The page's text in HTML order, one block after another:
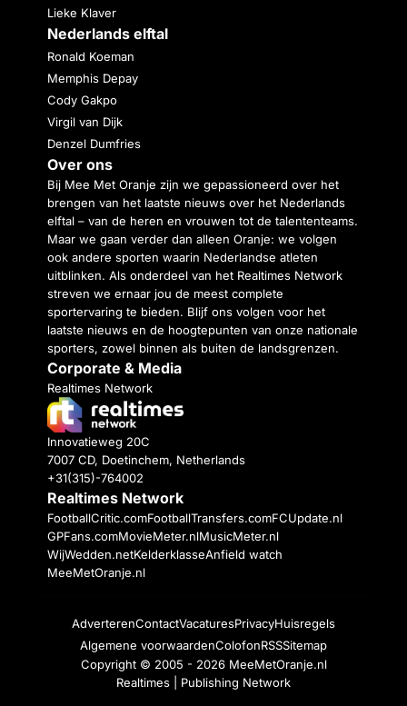
Lieke Klaver
Nederlands elftal
Ronald Koeman
Memphis Depay
Cody Gakpo
Virgil van Dijk
Denzel Dumfries
Over ons
Bij Mee Met Oranje zijn we gepassioneerd over het
brengen van het laatste nieuws over het Nederlands
elftal – van de heren en vrouwen tot de talententeams.
Maar we gaan verder dan alleen Oranje: we volgen
ook andere sporten waarin Nederlandse atleten
uitblinken. Als onderdeel van het Realtimes Network
streven we ernaar jou de meest complete
sportervaring te bieden. Blijf ons volgen voor het
laatste nieuws en de hoogtepunten van onze nationale
sporters, zowel binnen als buiten de landsgrenzen.
Corporate & Media
Realtimes Network
Innovatieweg 20C
7007 CD, Doetinchem, Netherlands
+31(315)-764002
Realtimes Network
FootballCritic.comFootballTransfers.comFCUpdate.nl
GPFans.comMovieMeter.nlMusicMeter.nl
WijWedden.netKelderklasseAnfield watch
MeeMetOranje.nl
AdverterenContactVacaturesPrivacyHuisregels
Algemene voorwaardenColofonRSSSitemap
Copyright © 2005 - 2026 MeeMetOranje.nl
Realtimes | Publishing Network